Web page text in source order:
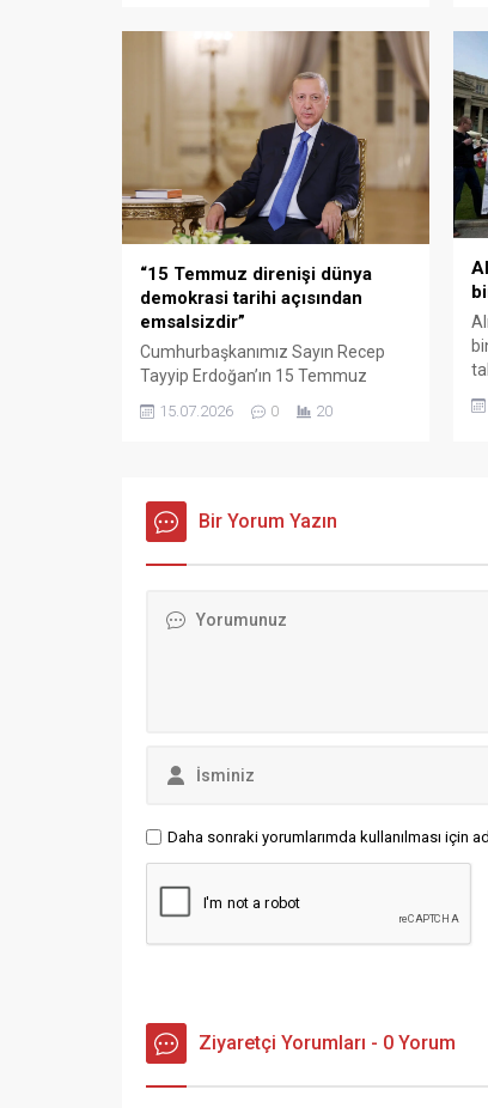
hükümette sosyal politikaların
korunması için önemli adımlar
attıklarını belirtti. “Partimizi yeniden
güçlendirmeliyiz” diyen Bas,
SPD’nin topluma kendisini daha iyi
anlatması ve daha görünür hale
gelmesi gerektiğini söyledi.
Almanya’da iktidar ortağı Sosyal
Demokrat Parti’nin...
“15 Temmuz direnişi dünya
demokrasi tarihi açısından
emsalsizdir”
Cumhurbaşkanımız Sayın Recep
Tayyip Erdoğan’ın 15 Temmuz
vesilesiyle kaleme aldığı yazıyı ekte
siyasi tarihinin en acımasız darbe
girişimlerinden biri, bundan tam 10
yıl önce 15 Temmuz 2016’da
sinsice sızan bir terör...
15.07.2026 0 20
Bir Yorum Yazın
Daha sonraki yorumlarımda kullanılması için
Ziyaretçi Yorumları - 0 Yorum